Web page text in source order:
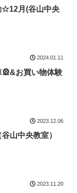
☆12月(谷山中央
2024.01.11
お買い物体験
2023.12.06
山中央教室）
2023.11.20